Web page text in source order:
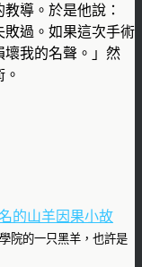
導。於是他說：
敗過。如果這次手術
壞我的名聲。」然
因果小故
學院的一只黑羊，也許是